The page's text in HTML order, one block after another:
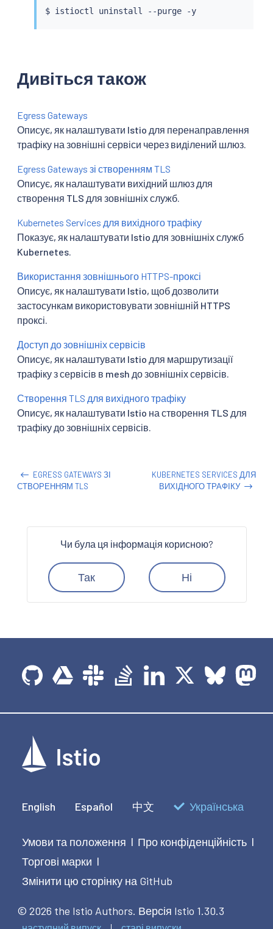
$ istioctl uninstall --purge -y
Дивіться також
Egress Gateways
Описує, як налаштувати Istio для перенаправлення
трафіку на зовнішні сервіси через виділений шлюз.
Egress Gateways зі створенням TLS
Описує, як налаштувати вихідний шлюз для
створення TLS для зовнішніх служб.
Kubernetes Services для вихідного трафіку
Показує, як налаштувати Istio для зовнішніх служб
Kubernetes.
Використання зовнішнього HTTPS-проксі
Описує, як налаштувати Istio, щоб дозволити
застосункам використовувати зовнішній HTTPS
проксі.
Доступ до зовнішніх сервісів
Описує, як налаштувати Istio для маршрутизації
трафіку з сервісів в mesh до зовнішніх сервісів.
Створення TLS для вихідного трафіку
Описує, як налаштувати Istio на створення TLS для
трафіку до зовнішніх сервісів.
EGRESS GATEWAYS ЗІ
СТВОРЕННЯМ TLS
KUBERNETES SERVICES ДЛЯ
ВИХІДНОГО ТРАФІКУ
Чи була ця інформація корисною?
Так Ні
English Español 中文 Українська
Умови та положення | Про конфіденційність |
Торгові марки |
Змінити цю сторінку на GitHub
© 2026 the Istio Authors. Версія Istio 1.30.3